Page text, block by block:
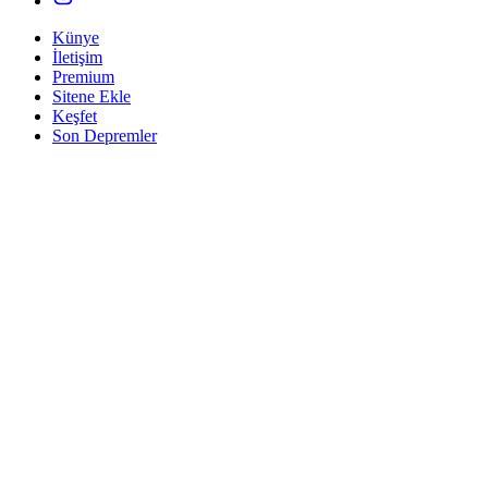
Künye
İletişim
Premium
Sitene Ekle
Keşfet
Son Depremler